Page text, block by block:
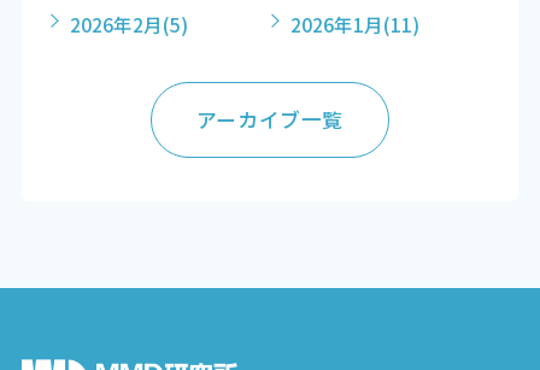
2026年2月(5) 2026年1月(11)
アーカイブ一覧